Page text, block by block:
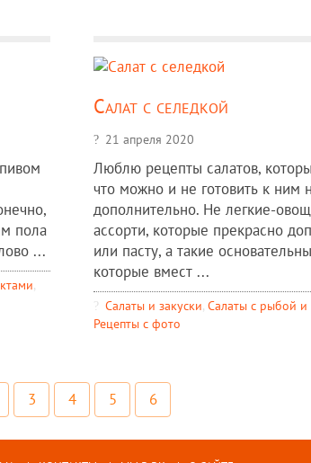
пола
...
,
Салат с селедкой
21 апреля 2020
Люблю рецепты салатов,
что можно и не готовить к ним
дополнительно. Не легкие-
ассорти, которые прекрасно
или пасту, а такие
которые вмест ...
Салаты и закуски, Салаты с рыбой
Рецепты c фото
3 4 5 6